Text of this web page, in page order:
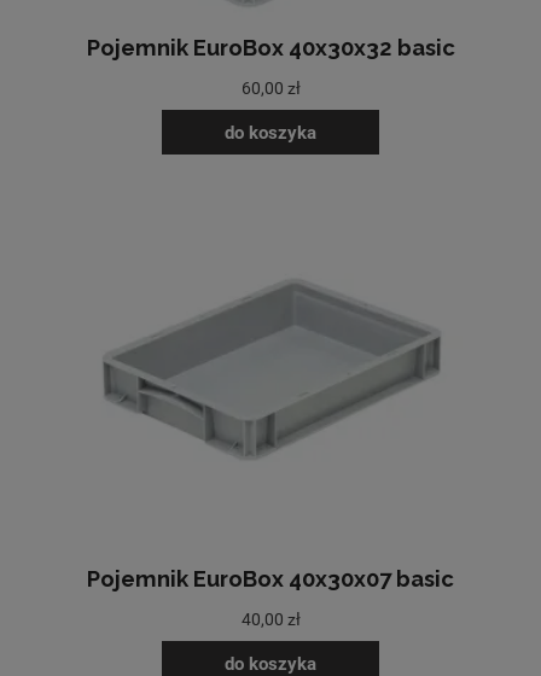
Pojemnik EuroBox 40x30x32 basic
60,00 zł
do koszyka
Pojemnik EuroBox 40x30x07 basic
40,00 zł
do koszyka